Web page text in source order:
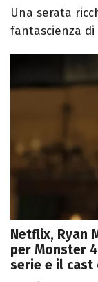
Una serata
fantascienza di
Netflix, Ryan
per Monster
serie e il cast